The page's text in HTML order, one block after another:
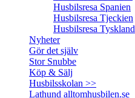
Husbilsresa Spanien
Husbilsresa Tjeckien
Husbilsresa Tyskland
Nyheter
Gör det själv
Stor Snubbe
Köp & Sälj
Husbilsskolan >>
Lathund alltomhusbilen.se